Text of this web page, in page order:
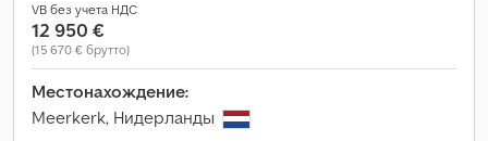
VB без учета НДС
12 950 €
(15 670 € брутто)
Местонахождение:
Meerkerk, Нидерланды